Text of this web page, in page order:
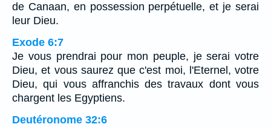
de Canaan, en possession perpétuelle, et je serai
leur Dieu.
Exode 6:7
Je vous prendrai pour mon peuple, je serai votre
Dieu, et vous saurez que c'est moi, l'Eternel, votre
Dieu, qui vous affranchis des travaux dont vous
chargent les Egyptiens.
Deutéronome 32:6